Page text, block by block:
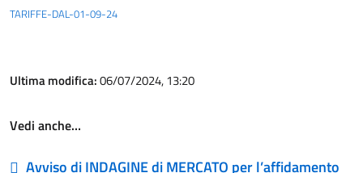
TARIFFE-DAL-01-09-24
Ultima modifica:06/07/2024, 13:20
Vedi anche…
Avviso di INDAGINE di MERCATO per l’affidamento